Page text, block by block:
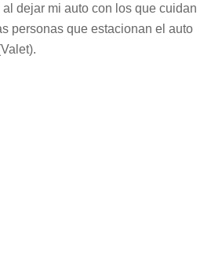
dejar mi auto con los que cuidan
personas que estacionan el auto